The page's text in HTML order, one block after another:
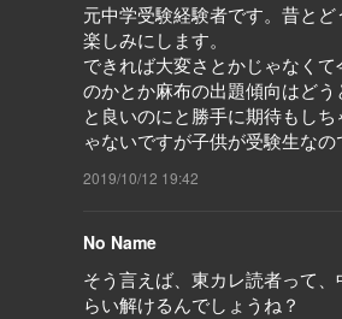
元中学受験経験者です。昔と
楽しみにします。
できれば大変さとかじゃなく
のかとか麻布の出題傾向はど
と良いのにと勝手に期待もし
ゃないですが子供が受験生なの
2019/10/12 19:42
No Name
そう言えば、東カレ読者って、
らい解けるんでしょうね？